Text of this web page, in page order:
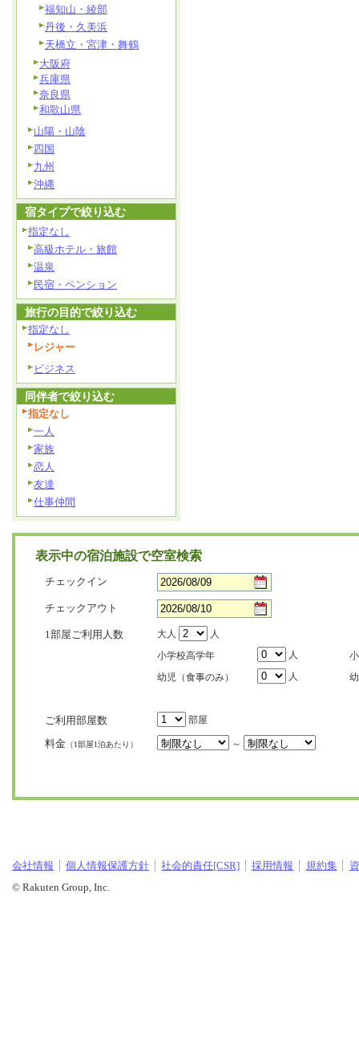
福知山・綾部
丹後・久美浜
天橋立・宮津・舞鶴
大阪府
兵庫県
奈良県
和歌山県
山陽・山陰
四国
九州
沖縄
宿タイプで絞り込む
指定なし
高級ホテル・旅館
温泉
民宿・ペンション
旅行の目的で絞り込む
指定なし
レジャー
ビジネス
同伴者で絞り込む
指定なし
一人
家族
恋人
友達
仕事仲間
表示中の宿泊施設で空室検索
チェックイン
チェックアウト
1部屋ご利用人数 大人
人
小学校高学年
人
幼児（食事のみ）
人
ご利用部屋数 部屋
料金 （1部屋1泊あたり） ～
会社情報 個人情報保護方針 社会的責任[CSR] 採用情報 規約集
© Rakuten Group, Inc.